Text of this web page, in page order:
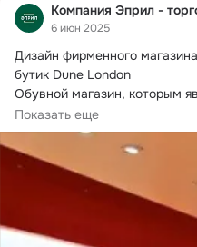
6 июн 2025
Дизайн фирменного
бутик Dune London
Обувной магазин, которым
раскрывает...
Показать еще